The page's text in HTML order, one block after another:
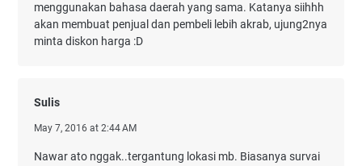
menggunakan bahasa daerah yang sama. Katanya siihhh
akan membuat penjual dan pembeli lebih akrab, ujung2nya
minta diskon harga :D
Sulis
May 7, 2016 at 2:44 AM
Nawar ato nggak..tergantung lokasi mb. Biasanya survai